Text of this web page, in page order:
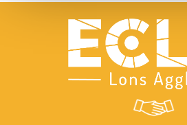
La passerelle de la Guiche du Parc des Bains a
Retour sur le Championnat Régional BFC de Para